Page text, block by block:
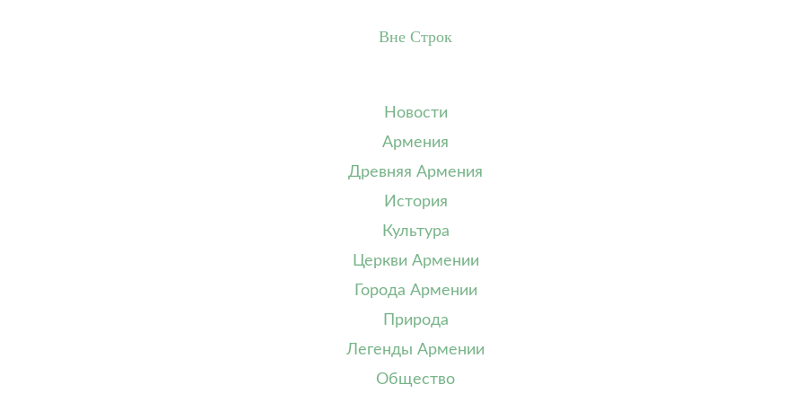
Вне Строк
Новости
Армения
Древняя Армения
История
Культура
Церкви Армении
Города Армении
Природа
Легенды Армении
Общество